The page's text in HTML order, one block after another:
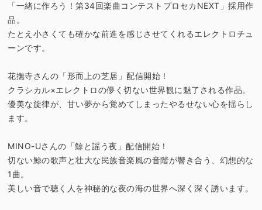
「一緒に作ろう！第34回楽曲コンテストプロセカNEXT」採用作
品。
たとえ小さくても確かな前進を感じさせてくれるエレクトロチュ
ーンです。
花撫寺さんの「形而上の芝居」配信開始！
クラシカル×エレクトロの儚く切ない世界観に魅了される作品。
優美な旋律が、甘い夢から覚めてしまったやるせない心を揺らし
ます。
MINO-Uさんの「鯨と謡う夜」配信開始！
切ない鯨の歌声と壮大な民族音楽風の音階が響き合う、幻想的な
1曲。
美しい音で聴く人を神秘的な夜の海の世界へ深く深く誘います。